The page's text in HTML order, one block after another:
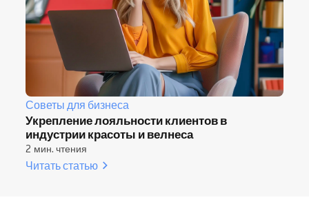
Советы для бизнеса
Укрепление лояльности клиентов в
индустрии красоты и велнеса
2 мин. чтения
Читать статью